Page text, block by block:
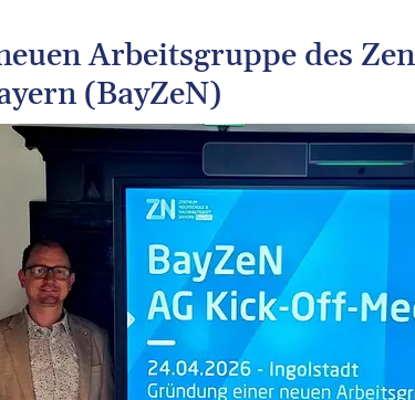
Arbeitsgruppe des
(BayZeN)